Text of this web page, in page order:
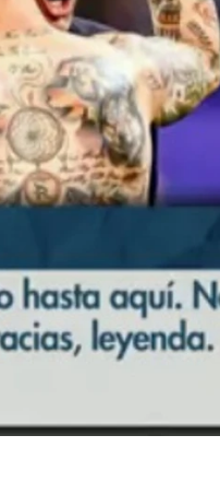
WhatsappFacebook
X
de Jugones